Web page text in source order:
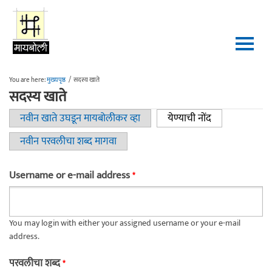
Skip to main content
You are here:मुख्यपृष्ठ / सदस्य खाते
सदस्य खाते
Primary tabs
नवीन खाते उघडून मायबोलीकर व्हा येण्याची नोंद(active tab)
नवीन परवलीचा शब्द मागवा
Username or e-mail address*
You may login with either your assigned username or your e-mail
address.
परवलीचा शब्द*